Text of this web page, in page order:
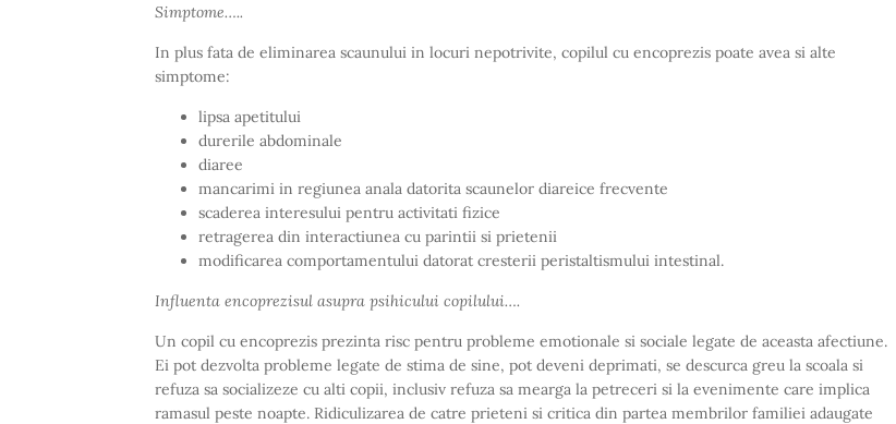
Simptome…..
In plus fata de eliminarea scaunului in locuri nepotrivite, copilul cu encoprezis poate avea si alte
simptome:
lipsa apetitului
durerile abdominale
diaree
mancarimi in regiunea anala datorita scaunelor diareice frecvente
scaderea interesului pentru activitati fizice
retragerea din interactiunea cu parintii si prietenii
modificarea comportamentului datorat cresterii peristaltismului intestinal.
Influenta encoprezisul asupra psihicului copilului….
Un copil cu encoprezis prezinta risc pentru probleme emotionale si sociale legate de aceasta afectiune.
Ei pot dezvolta probleme legate de stima de sine, pot deveni deprimati, se descurca greu la scoala si
refuza sa socializeze cu alti copii, inclusiv refuza sa mearga la petreceri si la evenimente care implica
ramasul peste noapte. Ridiculizarea de catre prieteni si critica din partea membrilor familiei adaugate